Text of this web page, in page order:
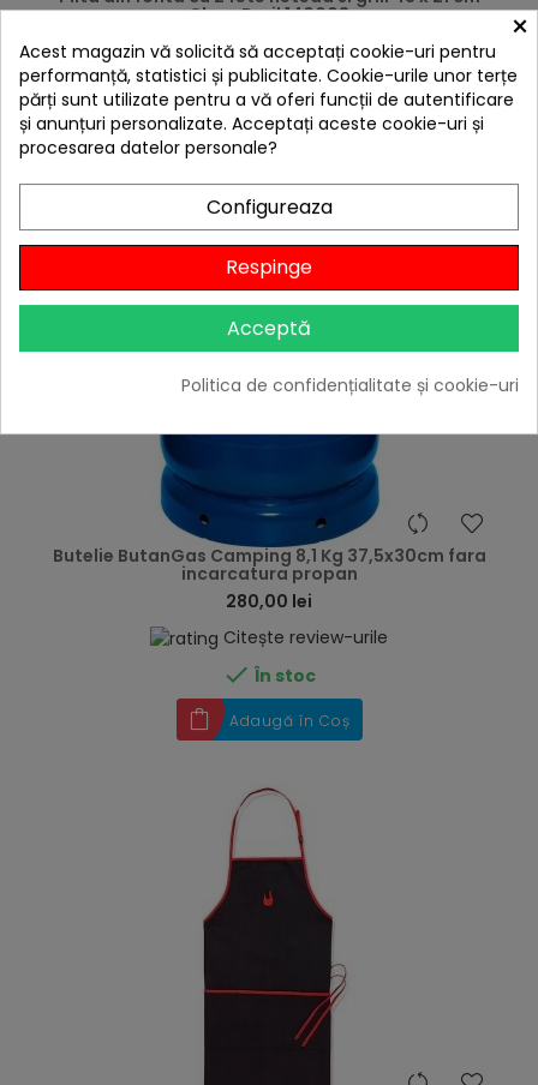
Char-Broil 140008
269,00 lei
Citește review-urile
În stoc
Butelie ButanGas Camping 8,1 Kg 37,5x30cm fara
incarcatura propan
280,00 lei
Citește review-urile
 În stoc
Adaugă în Coș
×
Acest magazin vă solicită să acceptați cookie-uri pentru
performanță, statistici și publicitate. Cookie-urile unor terțe
părți sunt utilizate pentru a vă oferi funcții de autentificare
și anunțuri personalizate. Acceptați aceste cookie-uri și
procesarea datelor personale?
Configureaza
Respinge
Acceptă
Politica de confidențialitate și cookie-uri